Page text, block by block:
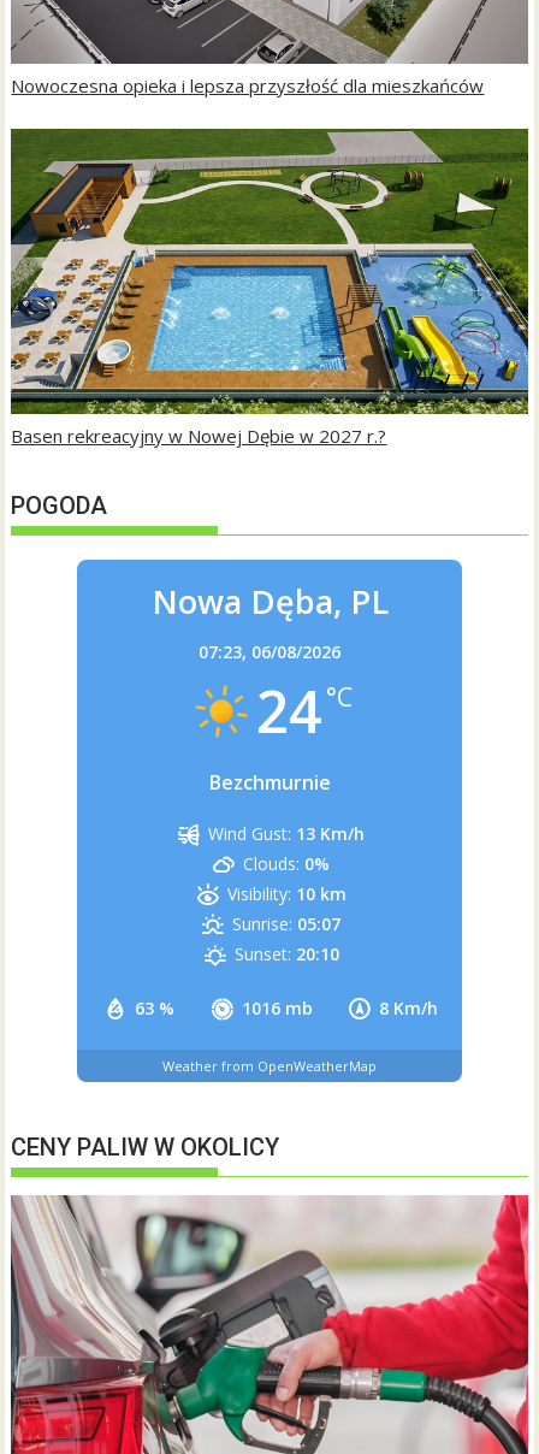
Nowoczesna opieka i lepsza przyszłość dla mieszkańców
Basen rekreacyjny w Nowej Dębie w 2027 r.?
POGODA
Nowa Dęba, PL
07:23, 06/08/2026
24°C
Bezchmurnie
63 % 1016 mb 8 Km/h
Wind Gust: 13 Km/h
Clouds: 0%
Visibility: 10 km
Sunrise: 05:07
Sunset: 20:10
Weather from OpenWeatherMap
CENY PALIW W OKOLICY